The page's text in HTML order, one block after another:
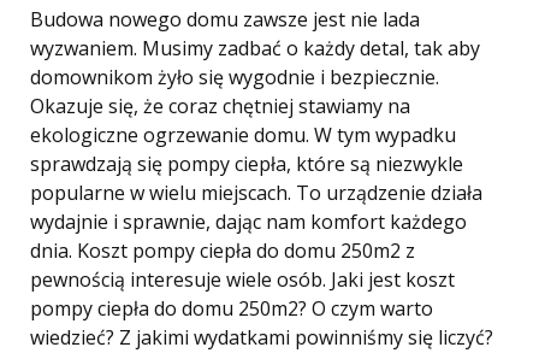
Budowa nowego domu zawsze jest nie lada
wyzwaniem. Musimy zadbać o każdy detal, tak aby
domownikom żyło się wygodnie i bezpiecznie.
Okazuje się, że coraz chętniej stawiamy na
ekologiczne ogrzewanie domu. W tym wypadku
sprawdzają się pompy ciepła, które są niezwykle
popularne w wielu miejscach. To urządzenie działa
wydajnie i sprawnie, dając nam komfort każdego
dnia. Koszt pompy ciepła do domu 250m2 z
pewnością interesuje wiele osób. Jaki jest koszt
pompy ciepła do domu 250m2? O czym warto
wiedzieć? Z jakimi wydatkami powinniśmy się liczyć?